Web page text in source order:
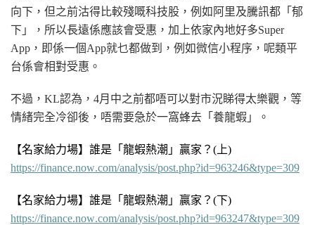
向下，但之前沽得比較殘嘅科技股，例如阿里及騰訊都「郁
下」，所以長遠係應該會受惠，加上依家內地好多Super
App，即係一個App就乜都做到，例如微信小程序，呢類平
台係會相對受惠。
不過，KL認為，4月中之前都唔可以對市況睇得太樂觀，等
情緒完全冷卻後，唔需要急於一窩蜂去「養龍蝦」。
【名家給力場】誰是「龍蝦熱潮」贏家？ (上)
https://finance.now.com/analysis/post.php?id=963246&type=309
【名家給力場】誰是「龍蝦熱潮」贏家？ (下)
https://finance.now.com/analysis/post.php?id=963247&type=309